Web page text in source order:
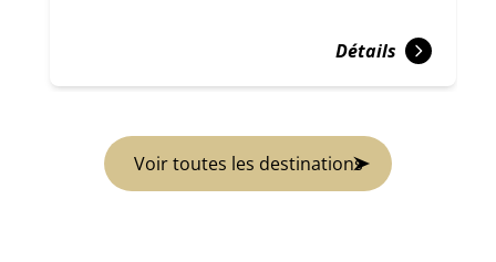
Détails
Voir toutes les destinations